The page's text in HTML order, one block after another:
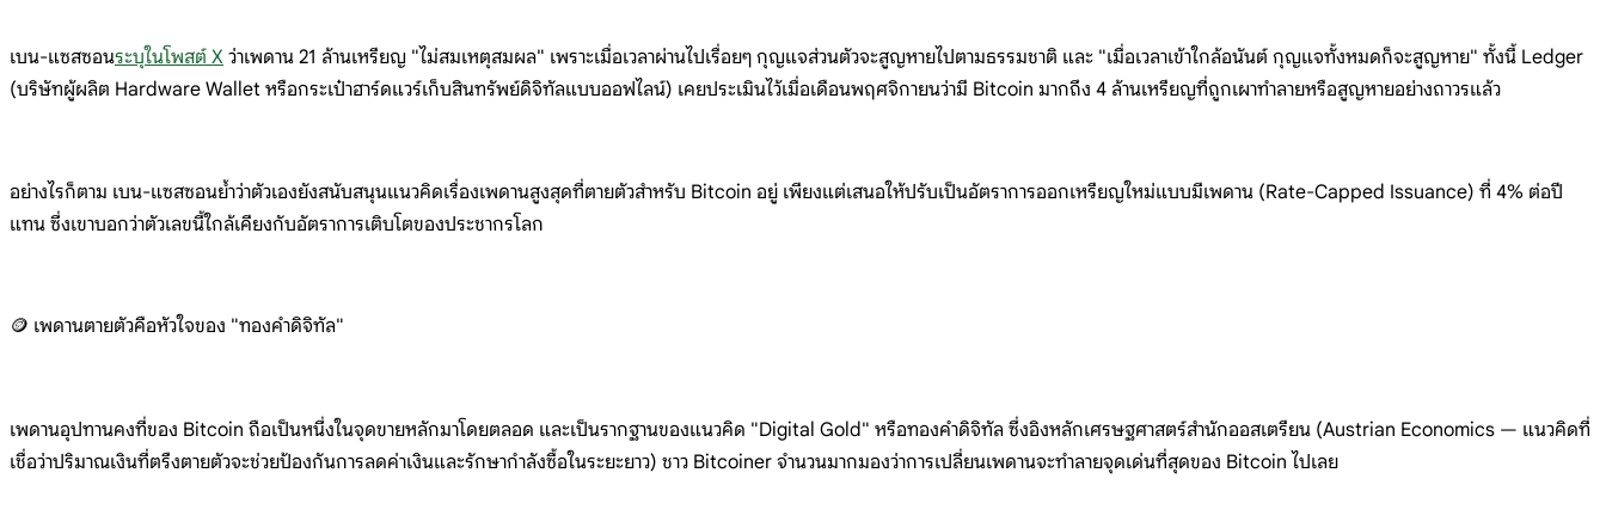
เบน-แซสซอนระบุในโพสต์ X ว่าเพดาน 21 ล้านเหรียญ "ไม่สมเหตุสมผล" เพราะเมื่อเวลาผ่านไปเรื่อยๆ กุญแจส่วนตัวจะสูญหายไปตามธรรมชาติ และ "เมื่อเวลาเข้าใกล้อนันต์ กุญแจทั้งหมดก็จะสูญหาย" ทั้งนี้ Ledger
(บริษัทผู้ผลิต Hardware Wallet หรือกระเป๋าฮาร์ดแวร์เก็บสินทรัพย์ดิจิทัลแบบออฟไลน์) เคยประเมินไว้เมื่อเดือนพฤศจิกายนว่ามี Bitcoin มากถึง 4 ล้านเหรียญที่ถูกเผาทำลายหรือสูญหายอย่างถาวรแล้ว
อย่างไรก็ตาม เบน-แซสซอนย้ำว่าตัวเองยังสนับสนุนแนวคิดเรื่องเพดานสูงสุดที่ตายตัวสำหรับ Bitcoin อยู่ เพียงแต่เสนอให้ปรับเป็นอัตราการออกเหรียญใหม่แบบมีเพดาน (Rate-Capped Issuance) ที่ 4% ต่อปี
แทน ซึ่งเขาบอกว่าตัวเลขนี้ใกล้เคียงกับอัตราการเติบโตของประชากรโลก
🪙 เพดานตายตัวคือหัวใจของ "ทองคำดิจิทัล"
เพดานอุปทานคงที่ของ Bitcoin ถือเป็นหนึ่งในจุดขายหลักมาโดยตลอด และเป็นรากฐานของแนวคิด "Digital Gold" หรือทองคำดิจิทัล ซึ่งอิงหลักเศรษฐศาสตร์สำนักออสเตรียน (Austrian Economics — แนวคิดที่
เชื่อว่าปริมาณเงินที่ตรึงตายตัวจะช่วยป้องกันการลดค่าเงินและรักษากำลังซื้อในระยะยาว) ชาว Bitcoiner จำนวนมากมองว่าการเปลี่ยนเพดานจะทำลายจุดเด่นที่สุดของ Bitcoin ไปเลย